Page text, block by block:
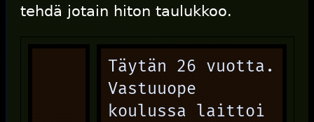
tehdä jotain hiton taulukkoo.
Täytän 26 vuotta.
Vastuuope
koulussa laittoi